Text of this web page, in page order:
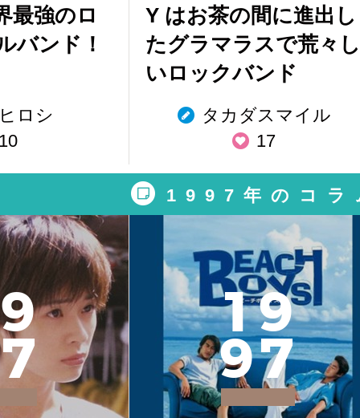
最強のロ
バンド！
ロシ
Y はお茶の間に進出し
たグラマラスで荒々し
いロックバンド
タカダスマイル
17
1997年のコラ
9
7
19
97